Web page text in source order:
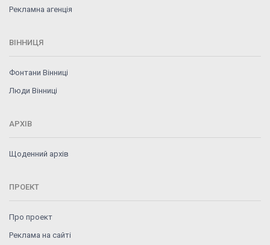
Рекламна агенція
ВІННИЦЯ
Фонтани Вінниці
Люди Вінниці
АРХІВ
Щоденний архів
ПРОЕКТ
Про проект
Реклама на сайті